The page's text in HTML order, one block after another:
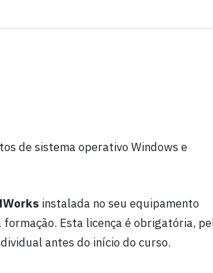
de sistema operativo Windows e
instalada no seu equipamento
Esta licença é obrigatória,
antes do início do curso.